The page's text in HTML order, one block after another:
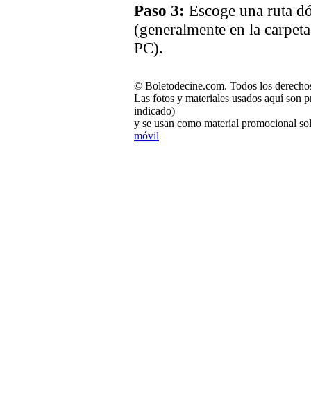
Paso 3: Escoge una ruta
(generalmente en la
PC).
© Boletodecine.com. Todos los
Las fotos y materiales usados aquí son
indicado)
y se usan como material promocional
móvil